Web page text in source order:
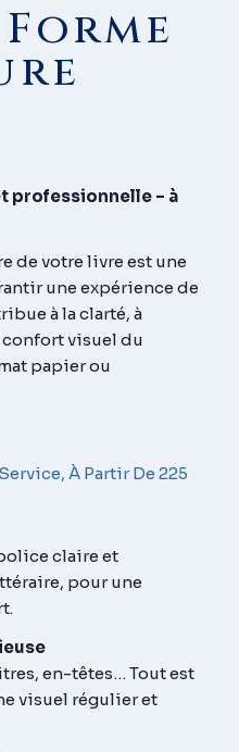
professionnelle – à
de votre livre est une
une expérience de
à la clarté, à
confort visuel du
papier ou
À Partir De 225
claire et
pour une
en-têtes… Tout est
visuel régulier et